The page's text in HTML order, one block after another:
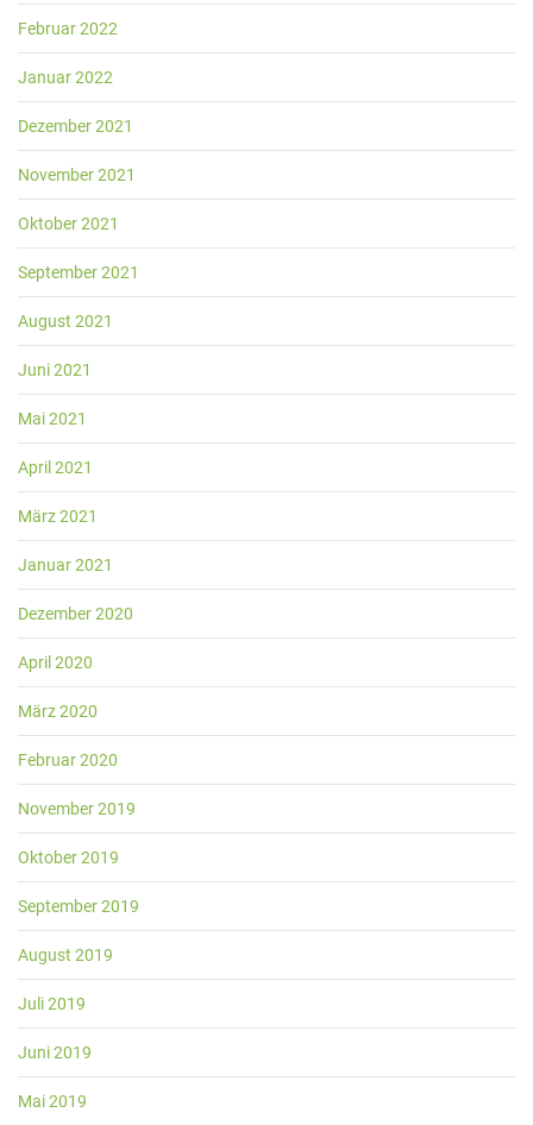
Februar 2022
Januar 2022
Dezember 2021
November 2021
Oktober 2021
September 2021
August 2021
Juni 2021
Mai 2021
April 2021
März 2021
Januar 2021
Dezember 2020
April 2020
März 2020
Februar 2020
November 2019
Oktober 2019
September 2019
August 2019
Juli 2019
Juni 2019
Mai 2019